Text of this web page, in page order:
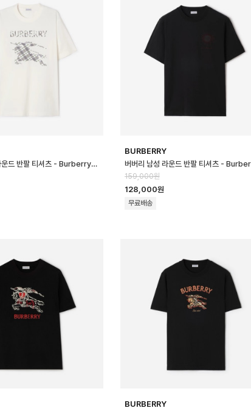
버버리 남성 라운드 반팔 티셔츠 - Burberry Mens Round Tshirt - b…
BURBERRY
159,000원
128,000원
무료배송
BURBERRY